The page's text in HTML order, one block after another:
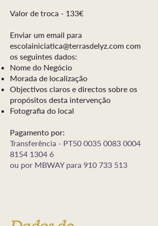
Valor de troca - 133€
Enviar um email para
escolainiciatica@terrasdelyz.com com
os seguintes dados:
Nome do Negócio
Morada de localização
Objectivos claros e directos sobre os
propósitos desta intervenção
Fotografia do local
Pagamento por:
Transferência - PT50 0035 0083 0004
8154 1304 6
ou por MBWAY para 910 733 513